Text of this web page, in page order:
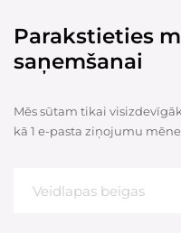
Parakstieties
saņemšanai
Mēs sūtam tikai
kā 1 e-pasta ziņojumu